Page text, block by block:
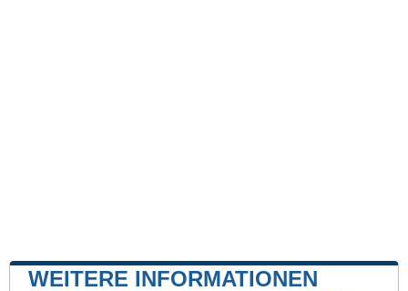
WEITERE INFORMATIONEN